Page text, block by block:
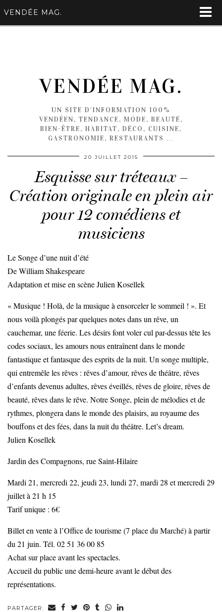
VENDÉE MAG.
VENDÉE MAG.
UN SITE D'INFORMATION 100%
VENDÉEN, TENDANCE, MODE, BEAUTÉ,
BIEN-ÊTRE, HABITAT, DÉCO, CUISINE,
GASTRONOMIE, RESTAURANTS …
20 JUILLET 2015
Esquisse sur tréteaux –
Création originale en plein air
pour 12 comédiens et
musiciens
Le Songe d’une nuit d’été
De William Shakespeare
Adaptation et mise en scène Julien Kosellek
« Musique ! Holà, de la musique à ensorceler le sommeil ! ». Et
nous voilà plongés par quelques notes dans un rêve, un
cauchemar, une féerie. Les désirs font voler cul par-dessus tête les
codes sociaux, les amours nous entraînent dans le monde
fantastique et fantasque des esprits de la nuit. Un songe multiple,
qui entremêle les rêves : rêves d’amour, rêves de théâtre, rêves
d’enfants devenus adultes, rêves éveillés, rêves de gloire, rêves de
beauté, rêves dans le rêve. Notre Songe, plein de mélodies et de
rythmes, plongera dans le monde des plaisirs, au royaume des
bouffons et des fées, dans la nuit du théâtre. Let’s dream.
Julien Kosellek
Jardin des Compagnons, rue Saint-Hilaire
Mardi 21, mercredi 22, jeudi 23, lundi 27, mardi 28 et mercredi 29
juillet à 21 h 15
Tarif unique : 6€
Billet en vente à l’Office de tourisme (7 place du Marché) à partir
du 21 juin. Tél. 02 51 36 00 85
Achat sur place avant les spectacles.
Accueil du public une demi-heure avant le début des
représentations.
PARTAGER: